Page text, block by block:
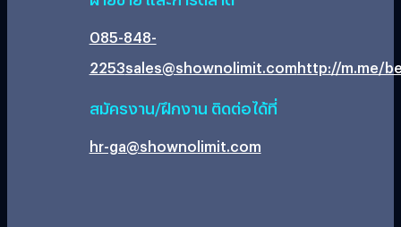
085-848-
2253sales@shownolimit.comhttp://m.me/
สมัครงาน/ฝึกงาน ติดต่อได้ที่
hr-ga@shownolimit.com